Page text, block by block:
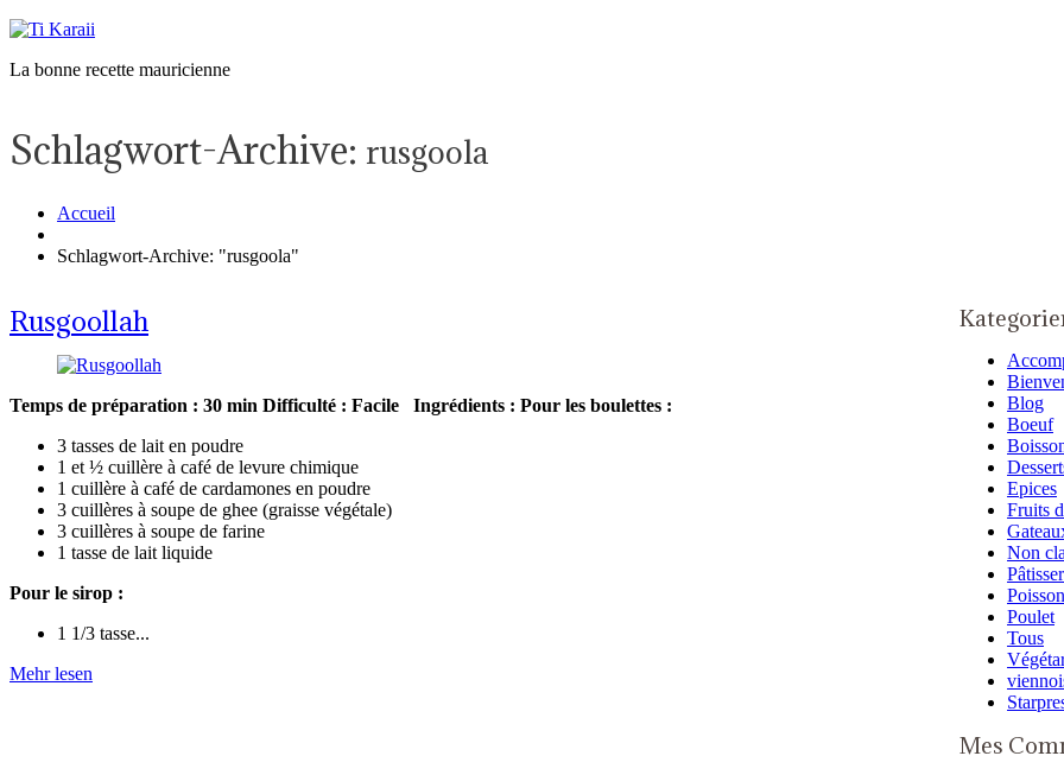
La bonne recette mauricienne
Schlagwort-Archive: rusgoola
Accueil
Schlagwort-Archive: "rusgoola"
Rusgoollah
Temps de préparation : 30 min Difficulté : Facile Ingrédients : Pour les boulettes :
3 tasses de lait en poudre
1 et ½ cuillère à café de levure chimique
1 cuillère à café de cardamones en poudre
3 cuillères à soupe de ghee (graisse végétale)
3 cuillères à soupe de farine
1 tasse de lait liquide
Pour le sirop :
1 1/3 tasse...
Mehr lesen
Blog
Boeuf
Epices
Fruits
Non
Poisson
Poulet
Tous
Mes